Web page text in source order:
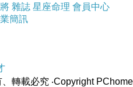
雜誌 星座命理 會員中心
簡訊
、轉載必究 ‧Copyright PChome